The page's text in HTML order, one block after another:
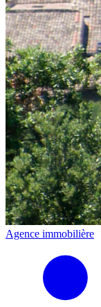
Agence immobilière